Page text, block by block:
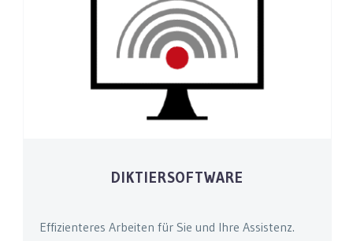
DIKTIERSOFTWARE
Effizienteres Arbeiten für Sie und Ihre Assistenz.